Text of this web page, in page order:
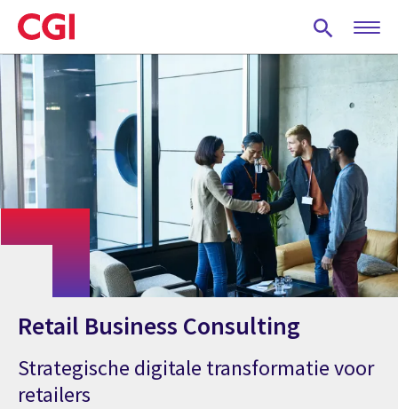
Skip
to
main
content
Retail Business Consulting
Strategische digitale transformatie voor
retailers